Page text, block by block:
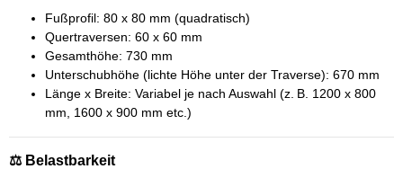
Fußprofil: 80 x 80 mm (quadratisch)
Quertraversen: 60 x 60 mm
Gesamthöhe: 730 mm
Unterschubhöhe (lichte Höhe unter der Traverse): 670 mm
Länge x Breite: Variabel je nach Auswahl (z. B. 1200 x 800
mm, 1600 x 900 mm etc.)
⚖️ Belastbarkeit